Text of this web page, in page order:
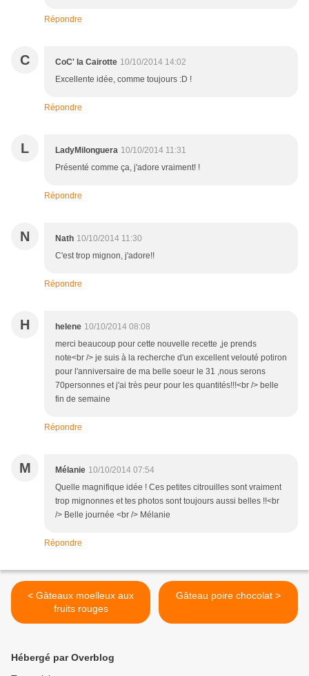
Répondre
C CoC' la Cairotte 10/10/2014 14:02
Excellente idée, comme toujours :D !
Répondre
L LadyMilonguera 10/10/2014 11:31
Présenté comme ça, j'adore vraiment! !
Répondre
N Nath 10/10/2014 11:30
C'est trop mignon, j'adore!!
Répondre
H helene 10/10/2014 08:08
merci beaucoup pour cette nouvelle recette ,je prends
note<br /> je suis à la recherche d'un excellent velouté potiron
pour l'anniversaire de ma belle soeur le 31 ,nous serons
70personnes et j'ai très peur pour les quantités!!!<br /> belle
fin de semaine
Répondre
M Mélanie 10/10/2014 07:54
Quelle magnifique idée ! Ces petites citrouilles sont vraiment
trop mignonnes et tes photos sont toujours aussi belles !!<br
/> Belle journée <br /> Mélanie
Répondre
< Gâteaux moelleux aux
fruits rouges
Gâteau poire chocolat >
Hébergé par Overblog